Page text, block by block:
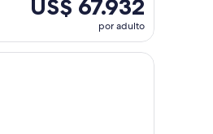
US$ 67.932
por adulto
por mosaicos romanos y obras